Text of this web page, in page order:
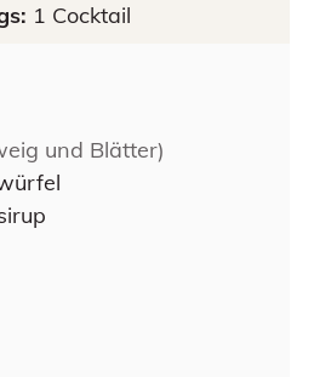
1 Cocktail
und Blätter)